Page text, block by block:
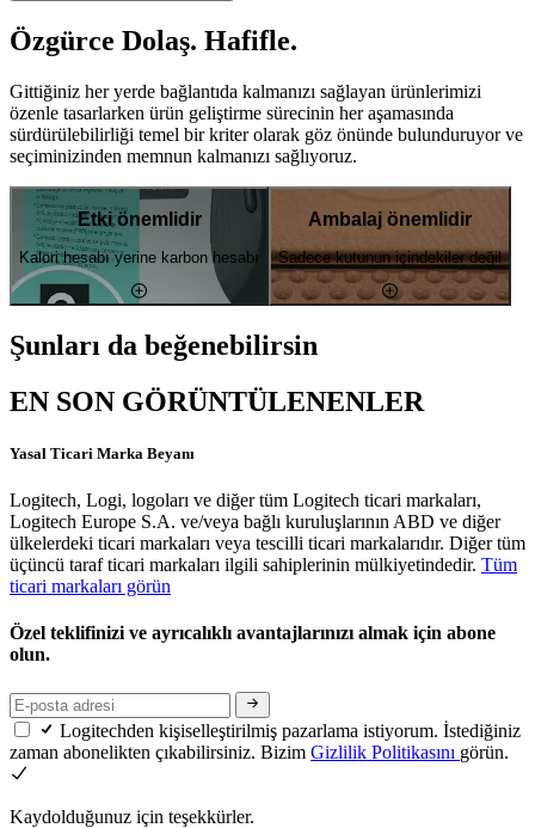
Özgürce Dolaş. Hafifle.
Gittiğiniz her yerde bağlantıda kalmanızı sağlayan ürünlerimizi
özenle tasarlarken ürün geliştirme sürecinin her aşamasında
sürdürülebilirliği temel bir kriter olarak göz önünde bulunduruyor ve
seçiminizinden memnun kalmanızı sağlıyoruz.
Etki önemlidir
Kalori hesabı yerine karbon hesabı
Ambalaj önemlidir
Sadece kutunun içindekiler değil
Şunları da beğenebilirsin
EN SON GÖRÜNTÜLENENLER
Yasal Ticari Marka Beyanı
Logitech, Logi, logoları ve diğer tüm Logitech ticari markaları,
Logitech Europe S.A. ve/veya bağlı kuruluşlarının ABD ve diğer
ülkelerdeki ticari markaları veya tescilli ticari markalarıdır. Diğer tüm
üçüncü taraf ticari markaları ilgili sahiplerinin mülkiyetindedir. Tüm
ticari markaları görün
Özel teklifinizi ve ayrıcalıklı avantajlarınızı almak için abone
olun.
Logitechden kişiselleştirilmiş pazarlama istiyorum. İstediğiniz
zaman abonelikten çıkabilirsiniz. Bizim Gizlilik Politikasını görün.
Kaydolduğunuz için teşekkürler.